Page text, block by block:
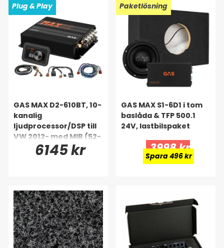
Plug & Play
GAS MAX D2-610BT, 10-
kanalig
ljudprocessor/DSP till
VW 2012- med MIB (52-
6145 kr
Paketlösning
GAS MAX S1-6D1 i tom
baslåda & TFP 500.1
24V, lastbilspaket
3998 kr
Spara 496 kr